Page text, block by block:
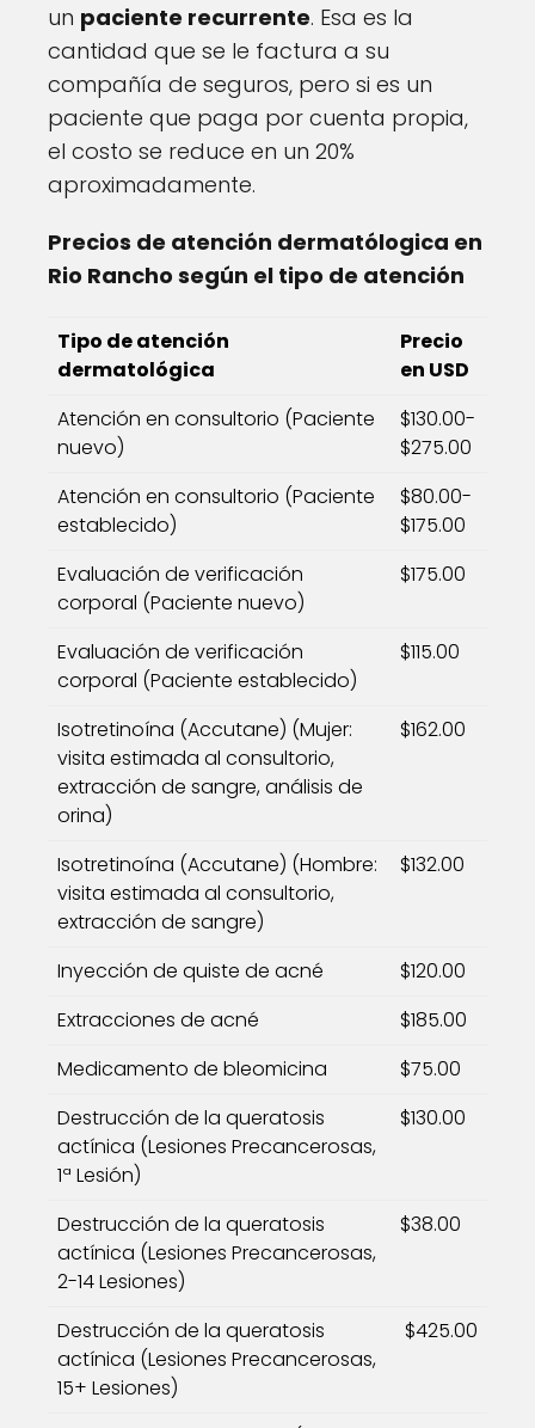
un paciente recurrente. Esa es la
cantidad que se le factura a su
compañía de seguros, pero si es un
paciente que paga por cuenta propia,
el costo se reduce en un 20%
aproximadamente.
Precios de atención dermatólogica en
Rio Rancho según el tipo de atención
Tipo de atención
dermatológica
Precio
en USD
Atención en consultorio (Paciente
nuevo)
$130.00-
$275.00
Atención en consultorio (Paciente
establecido)
$80.00-
$175.00
Evaluación de verificación
corporal (Paciente nuevo)
$175.00
Evaluación de verificación
corporal (Paciente establecido)
$115.00
Isotretinoína (Accutane) (Mujer:
visita estimada al consultorio,
extracción de sangre, análisis de
orina)
$162.00
Isotretinoína (Accutane) (Hombre:
visita estimada al consultorio,
extracción de sangre)
$132.00
Inyección de quiste de acné
$120.00
Extracciones de acné
$185.00
Medicamento de bleomicina
$75.00
Destrucción de la queratosis
actínica (Lesiones Precancerosas,
1ª Lesión)
$130.00
Destrucción de la queratosis
actínica (Lesiones Precancerosas,
2-14 Lesiones)
$38.00
Destrucción de la queratosis
actínica (Lesiones Precancerosas,
15+ Lesiones)
$425.00